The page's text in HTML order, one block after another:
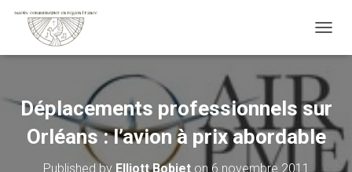
Déplacements professionnels sur
Orléans : l’avion à prix abordable
Published by Elliott Bobieton 6 novembre 2011